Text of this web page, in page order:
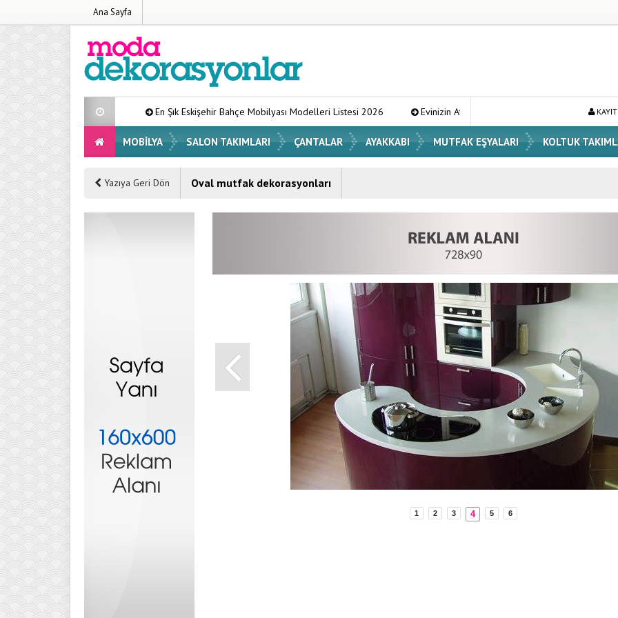
Ana Sayfa
En Şık Eskişehir Bahçe Mobilyası Modelleri Listesi 2026 Evinizin Atmosferini Değiştirecek En Şık Vazo Modelleri
MOBILYA SALON TAKIMLARI ÇANTALAR AYAKKABI MUTFAK EŞYALARI KOLTUK
Yazıya Geri Dön Oval mutfak dekorasyonları
1 2 3 4 5 6